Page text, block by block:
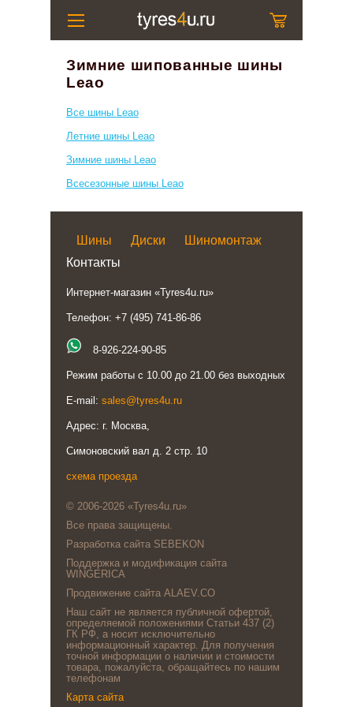
Зимние шипованные шины
Leao
Все шины Leao
Летние шины Leao
Зимние шины Leao
Всесезонные шины Leao
Шины Диски
Шиномонтаж
Контакты
Интернет-магазин «Tyres4u.ru»
Телефон: +7 (495) 741-86-86
8-926-224-90-85
Режим работы с 10.00 до 21.00 без выходных
E-mail: sales@tyres4u.ru
Адрес: г. Москва,
Симоновский вал д. 2 стр. 10
схема проезда
© 2006-2026 «Tyres4u.ru»
Все права защищены.
Разработка сайта SEBEKON
Поддержка и модификация сайта
WINGERICA
Продвижение сайта ALAEV.CO
Наш сайт не является публичной офертой,
определяемой положениями Статьи 437 (2)
ГК РФ, а носит исключительно
информационный характер. Для получения
точной информации о наличии и стоимости
товара, пожалуйста, обращайтесь по нашим
телефонам
Карта сайта